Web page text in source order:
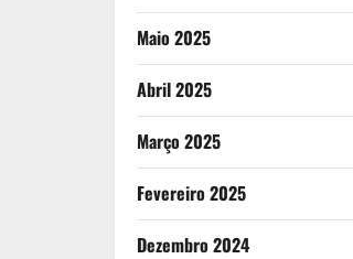
Maio 2025
Abril 2025
Março 2025
Fevereiro 2025
Dezembro 2024